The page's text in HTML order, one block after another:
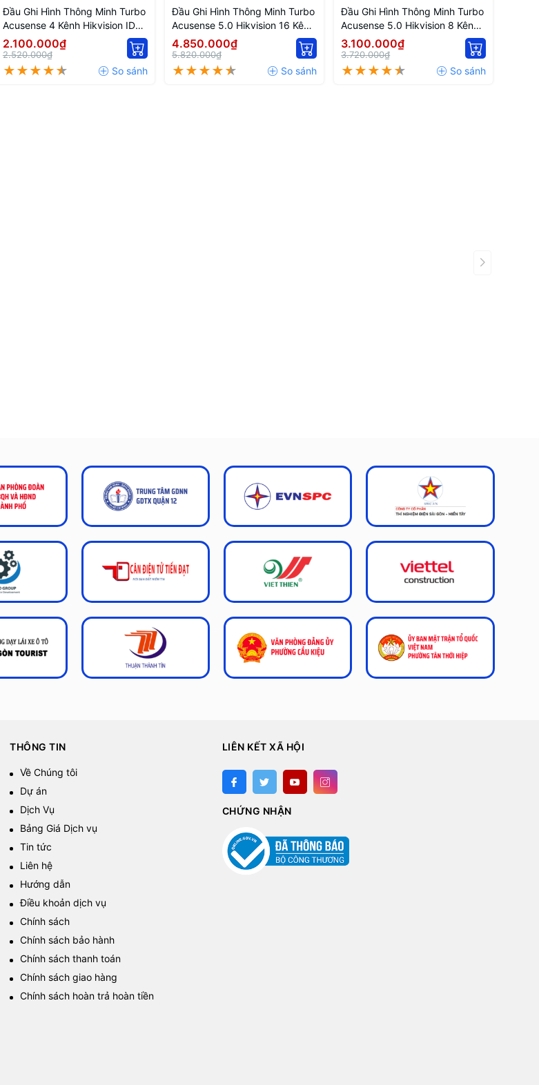
Đầu Ghi Hình Thông Minh Turbo
Acusense 4 Kênh Hikvision IDS-
7204HQHI-M1/FA
2.100.000₫
2.520.000₫
Đầu Ghi Hình Thông Minh Turbo
Acusense 5.0 Hikvision 16 Kênh
iDS-7216HQHI-M1/S
4.850.000₫
5.820.000₫
Đầu Ghi Hình Thông Minh Turbo
Acusense 5.0 Hikvision 8 Kênh
iDS-7208HQHI-M1/S
3.100.000₫
3.720.000₫
THÔNG TIN
Về Chúng tôi
Dự án
Dịch Vụ
Bảng Giá Dịch vụ
Tin tức
Liên hệ
Hướng dẫn
Điều khoản dịch vụ
Chính sách
Chính sách bảo hành
Chính sách thanh toán
Chính sách giao hàng
Chính sách hoàn trả hoàn tiền
LIÊN KẾT XÃ HỘI
CHỨNG NHẬN